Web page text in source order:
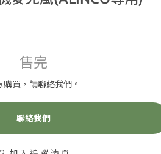
售完
購買，請聯絡我們。
聯絡我們